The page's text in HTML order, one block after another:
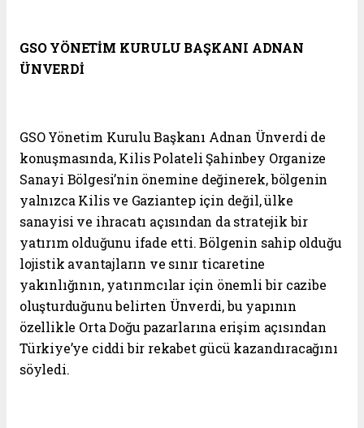
GSO YÖNETİM KURULU BAŞKANI ADNAN
ÜNVERDİ
GSO Yönetim Kurulu Başkanı Adnan Ünverdi de
konuşmasında, Kilis Polateli Şahinbey Organize
Sanayi Bölgesi’nin önemine değinerek, bölgenin
yalnızca Kilis ve Gaziantep için değil, ülke
sanayisi ve ihracatı açısından da stratejik bir
yatırım olduğunu ifade etti. Bölgenin sahip olduğu
lojistik avantajların ve sınır ticaretine
yakınlığının, yatırımcılar için önemli bir cazibe
oluşturduğunu belirten Ünverdi, bu yapının
özellikle Orta Doğu pazarlarına erişim açısından
Türkiye’ye ciddi bir rekabet gücü kazandıracağını
söyledi.